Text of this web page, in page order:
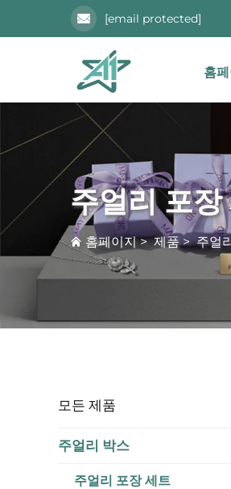
[email protected]
홈
주얼리 포장
홈페이지>제품>주얼
모든 제품
주얼리 박스
주얼리 포장 세트